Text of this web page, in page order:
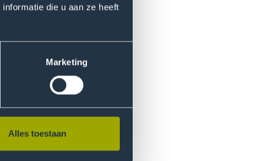
die u aan ze heeft
Marketing
Alles toestaan
vormgeeft via
hoe cybersecurity er
samen te stellen
Technische
Infosequre,
van
IT, AIVD, KPN en